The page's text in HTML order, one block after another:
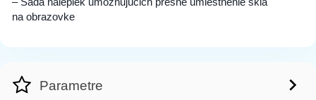
na obrazovke
Parametre